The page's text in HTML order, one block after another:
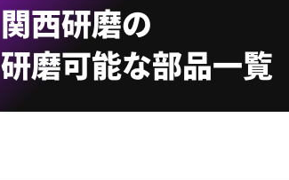
関西研磨の
研磨可能な部品一覧